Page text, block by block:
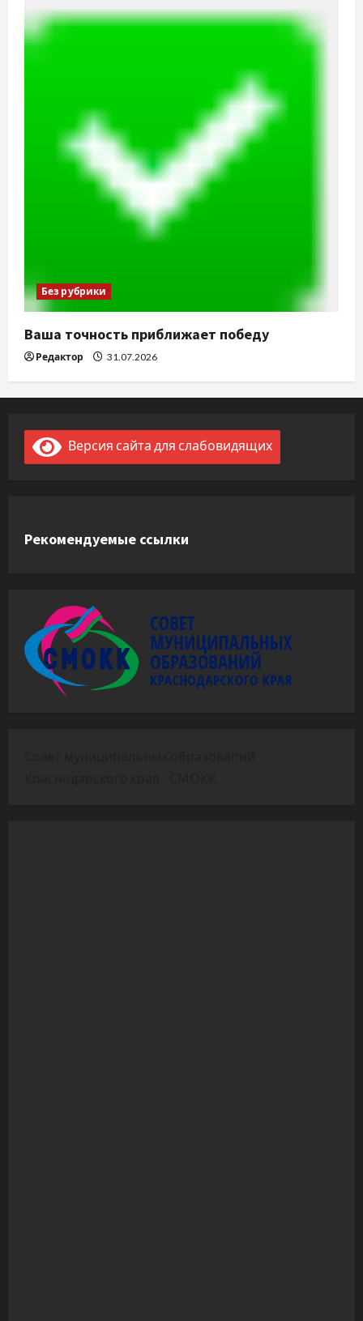
Без рубрики
Ваша точность приближает победу
Редактор 31.07.2026
Версия сайта для слабовидящих
Рекомендуемые ссылки